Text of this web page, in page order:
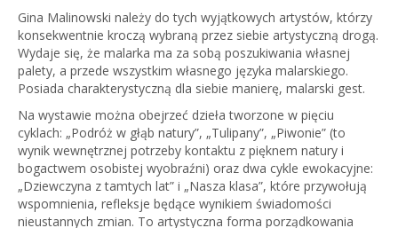
Gina Malinowski należy do tych wyjątkowych artystów, którzy
konsekwentnie kroczą wybraną przez siebie artystyczną drogą.
Wydaje się, że malarka ma za sobą poszukiwania własnej
palety, a przede wszystkim własnego języka malarskiego.
Posiada charakterystyczną dla siebie manierę, malarski gest.
Na wystawie można obejrzeć dzieła tworzone w pięciu
cyklach: „Podróż w głąb natury”, „Tulipany”, „Piwonie” (to
wynik wewnętrznej potrzeby kontaktu z pięknem natury i
bogactwem osobistej wyobraźni) oraz dwa cykle ewokacyjne:
„Dziewczyna z tamtych lat” i „Nasza klasa”, które przywołują
wspomnienia, refleksje będące wynikiem świadomości
nieustannych zmian. To artystyczna forma porządkowania